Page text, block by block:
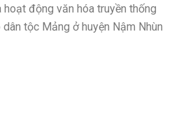
động văn hóa truyền thống
tộc Mảng ở huyện Nậm Nhùn